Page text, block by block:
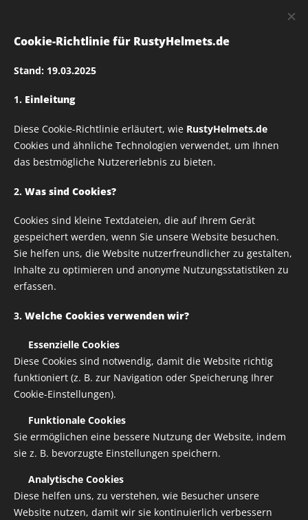
Rusty Helmets
ORIENT_VINTAGE_01
Textildruck –
Verschiedene Größen
wählbar
Cookie-Richtlinie für RustyHelmets.de
Stand: 19.03.2025
1. Einleitung
Diese Cookie-Richtlinie erläutert, wie RustyHelmets.de
Cookies und ähnliche Technologien verwendet, um Ihnen
das bestmögliche Nutzererlebnis zu bieten.
2. Was sind Cookies?
Cookies sind kleine Textdateien, die auf Ihrem Gerät
gespeichert werden, wenn Sie unsere Website besuchen.
Sie helfen uns, die Website nutzerfreundlicher zu gestalten,
Inhalte zu optimieren und anonyme Nutzungsstatistiken zu
erfassen.
3. Welche Cookies verwenden wir?
Essenzielle Cookies
Diese Cookies sind notwendig, damit die Website richtig
funktioniert (z. B. zur Navigation oder Speicherung Ihrer
Cookie-Einstellungen).
Funktionale Cookies
Sie ermöglichen eine bessere Nutzung der Website, indem
sie z. B. bevorzugte Einstellungen speichern.
Analytische Cookies
Diese helfen uns, zu verstehen, wie Besucher unsere
Website nutzen, damit wir sie kontinuierlich verbessern